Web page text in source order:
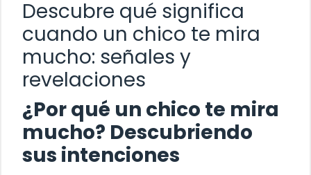
Descubre qué significa
cuando un chico te mira
mucho: señales y
revelaciones
¿Por qué un chico te mira
mucho? Descubriendo
sus intenciones